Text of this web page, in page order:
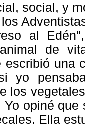
social, y
al
de
escribió una
yo
los
Yo opiné
Ella